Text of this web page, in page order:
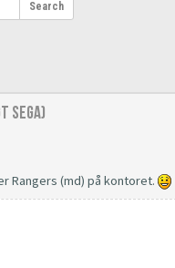
Search
Sega)
Rangers (md) på kontoret.